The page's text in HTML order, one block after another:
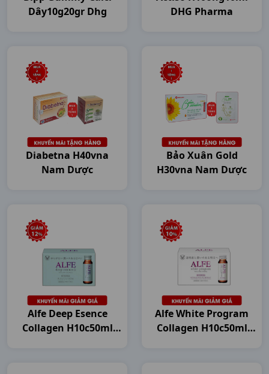
Dây10g20gr Dhg
DHG Pharma
Diabetna H40vna
Nam Dược
Bảo Xuân Gold
H30vna Nam Dược
Alfe Deep Esence
Collagen H10c50ml
Alfe White Program
Collagen H10c50ml